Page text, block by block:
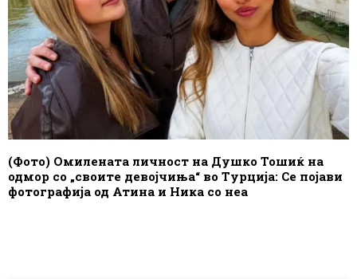
(Фото) Омилената личност на Душко Тошиќ на
одмор со „своите девојчиња“ во Турција: Се појави
фотографија од Атина и Ника со неа